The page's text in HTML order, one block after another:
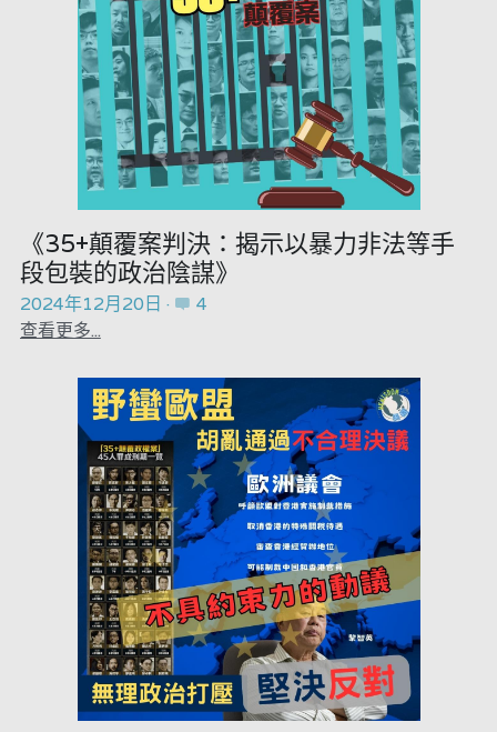
《35+顛覆案判決：揭示以暴力非法等手
段包裝的政治陰謀》
2024年12月20日 ·
4
查看更多...